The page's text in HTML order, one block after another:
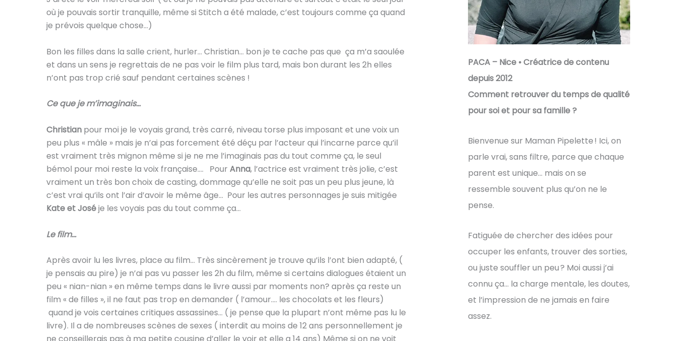
où je pouvais sortir tranquille, même si Stitch a été malade, c’est toujours comme ça quand
je prévois quelque chose…)
Bon les filles dans la salle crient, hurler… Christian… bon je te cache pas que ça m’a saoulée
et dans un sens je regrettais de ne pas voir le film plus tard, mais bon durant les 2h elles
n’ont pas trop crié sauf pendant certaines scènes !
Ce que je m’imaginais…
Christian pour moi je le voyais grand, très carré, niveau torse plus imposant et une voix un
peu plus « mâle » mais je n’ai pas forcement été déçu par l’acteur qui l’incarne parce qu’il
est vraiment très mignon même si je ne me l’imaginais pas du tout comme ça, le seul
bémol pour moi reste la voix française…. Pour Anna, l’actrice est vraiment très jolie, c’est
vraiment un très bon choix de casting, dommage qu’elle ne soit pas un peu plus jeune, là
c’est vrai qu’ils ont l’air d’avoir le même âge… Pour les autres personnages je suis mitigée
Kate et Joséje les voyais pas du tout comme ça…
Le film…
Après avoir lu les livres, place au film… Très sincèrement je trouve qu’ils l’ont bien adapté, (
je pensais au pire) je n’ai pas vu passer les 2h du film, même si certains dialogues étaient un
peu « nian-nian » en même temps dans le livre aussi par moments non? après ça reste un
film « de filles », il ne faut pas trop en demander ( l’amour…. les chocolats et les fleurs)
quand je vois certaines critiques assassines… ( je pense que la plupart n’ont même pas lu le
livre). Il a de nombreuses scènes de sexes ( interdit au moins de 12 ans personnellement je
PACA – Nice • Créatrice de contenu
depuis 2012
Comment retrouver du temps de qualité
pour soi et pour sa famille ?
Bienvenue sur Maman Pipelette ! Ici, on
parle vrai, sans filtre, parce que chaque
parent est unique… mais on se
ressemble souvent plus qu’on ne le
pense.
Fatiguée de chercher des idées pour
occuper les enfants, trouver des sorties,
ou juste souffler un peu ? Moi aussi j’ai
connu ça… la charge mentale, les doutes,
et l’impression de ne jamais en faire
assez.